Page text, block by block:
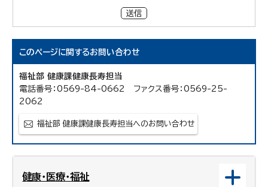
送信
このページに関するお問い合わせ
福祉部 健康課健康長寿担当
電話番号：0569-84-0662 ファクス番号：0569-25-
2062
福祉部 健康課健康長寿担当へのお問い合わせ
健康・医療・福祉